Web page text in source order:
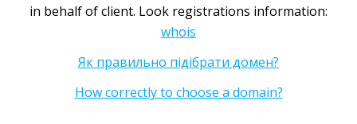
in behalf of client. Look registrations information:
whois
Як правильно підібрати домен?
How correctly to choose a domain?